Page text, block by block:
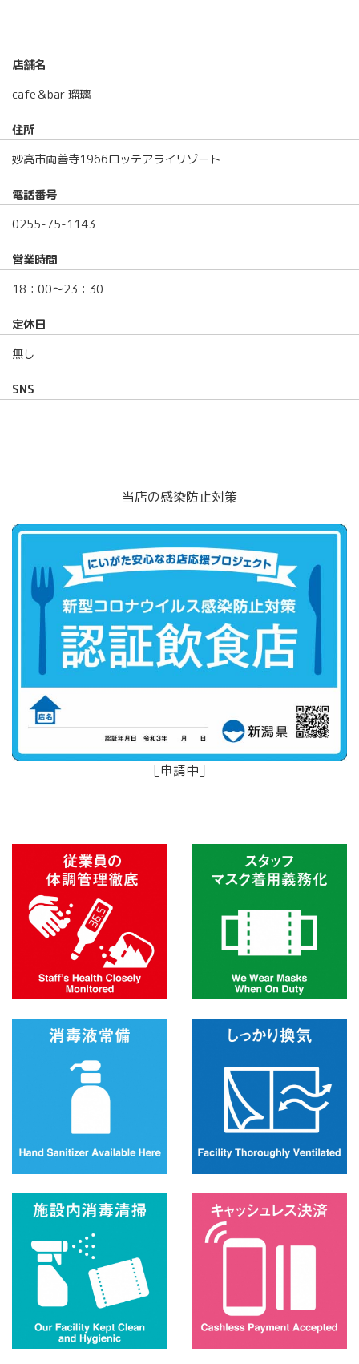
店舗名
cafe＆bar 瑠璃
住所
妙高市両善寺1966ロッテアライリゾート
電話番号
0255-75-1143
営業時間
18：00〜23：30
定休日
無し
SNS
当店の感染防止対策
［申請中］